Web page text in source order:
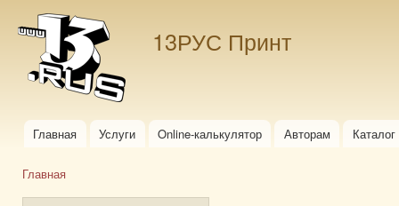
13РУС Принт
Главное меню
Главная Услуги Online-калькулятор Авторам
Главная